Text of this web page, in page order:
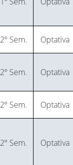
2º Sem. Optativa
2º Sem. Optativa
2º Sem. Optativa
2º Sem. Optativa